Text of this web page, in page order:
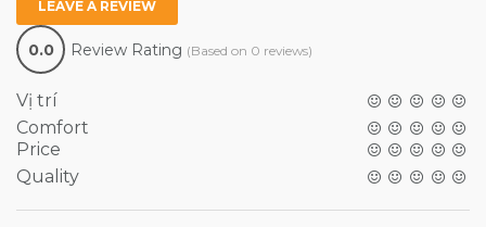
LEAVE A REVIEW
0.0 Review Rating (Based on 0 reviews)
Vị trí
Comfort
Price
Quality